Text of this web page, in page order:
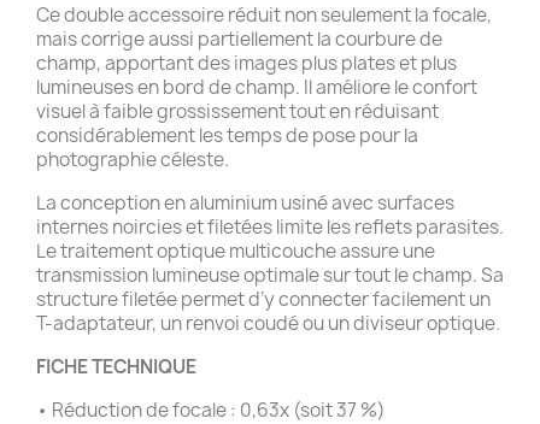
Ce double accessoire réduit non seulement la focale,
mais corrige aussi partiellement la courbure de
champ, apportant des images plus plates et plus
lumineuses en bord de champ. Il améliore le confort
visuel à faible grossissement tout en réduisant
considérablement les temps de pose pour la
photographie céleste.
La conception en aluminium usiné avec surfaces
internes noircies et filetées limite les reflets parasites.
Le traitement optique multicouche assure une
transmission lumineuse optimale sur tout le champ. Sa
structure filetée permet d’y connecter facilement un
T-adaptateur, un renvoi coudé ou un diviseur optique.
FICHE TECHNIQUE
• Réduction de focale : 0,63x (soit 37 %)